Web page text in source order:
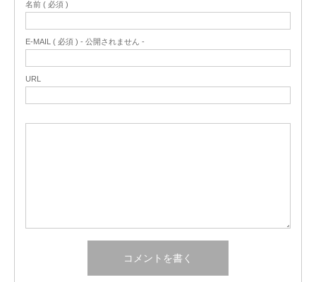
名前 ( 必須 )
E-MAIL ( 必須 ) - 公開されません -
URL